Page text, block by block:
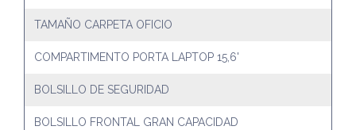
TAMAÑO CARPETA OFICIO
COMPARTIMENTO PORTA LAPTOP 15,6'
BOLSILLO DE SEGURIDAD
BOLSILLO FRONTAL GRAN CAPACIDAD